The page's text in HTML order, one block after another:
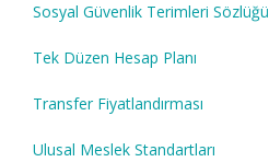
Sosyal Güvenlik Terimleri Sözlüğü
Tek Düzen Hesap Planı
Transfer Fiyatlandırması
Ulusal Meslek Standartları